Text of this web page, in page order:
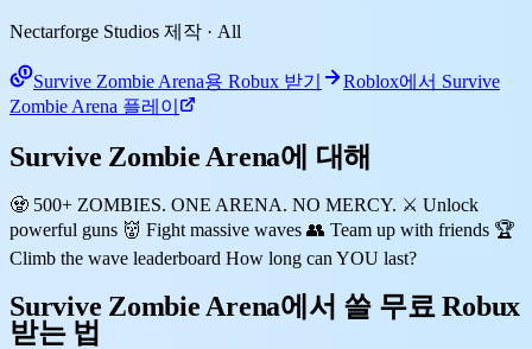
Nectarforge Studios 제작 · All
Survive Zombie Arena용 Robux 받기
Roblox에서 Survive
Zombie Arena 플레이
Survive Zombie Arena에 대해
🧟 500+ ZOMBIES. ONE ARENA. NO MERCY. ⚔️ Unlock
powerful guns 👹 Fight massive waves 👥 Team up with friends 🏆
Climb the wave leaderboard How long can YOU last?
Survive Zombie Arena에서 쓸 무료 Robux
받는 법